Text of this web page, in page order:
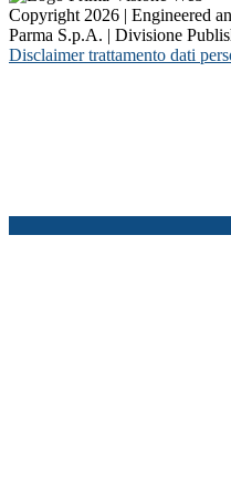
Copyright 2026 | Engineered
Parma S.p.A. | Divisione
Disclaimer trattamento dati